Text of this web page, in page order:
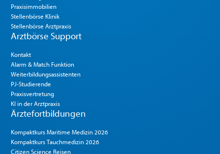
Praxisimmobilien
Stellenbörse Klinik
Stellenbörse Arztpraxis
Arztbörse Support
Kontakt
Alarm & Match Funktion
Weiterbildungsassistenten
PJ-Studierende
Praxisvertretung
KI in der Arztpraxis
Ärztefortbildungen
Kompaktkurs Maritime Medizin 2026
Kompaktkurs Tauchmedizin 2026
Citizen Science Reisen